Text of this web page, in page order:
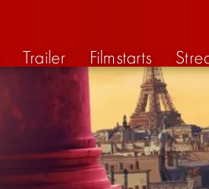
Trailer Filmstarts